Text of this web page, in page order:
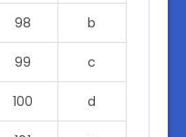
98 b
99 c
100 d